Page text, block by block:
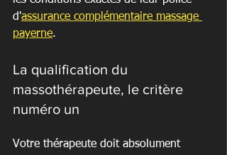
d'assurance complémentaire massage
payerne.
La qualification du
massothérapeute, le critère
numéro un
Votre thérapeute doit absolument